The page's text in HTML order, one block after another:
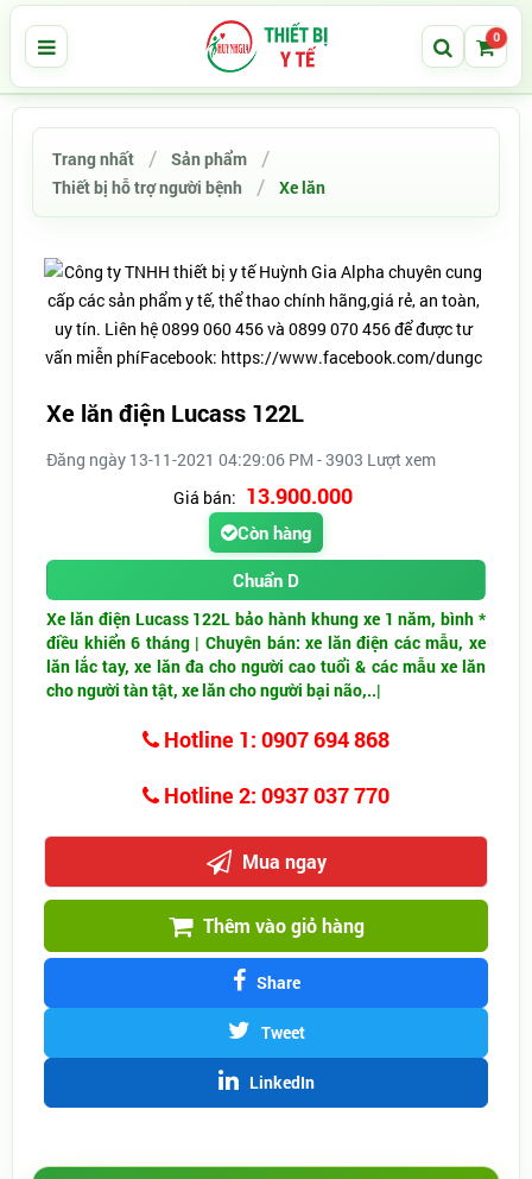
0
Trang nhất
Sản phẩm
Thiết bị hỗ trợ người bệnh
Xe lăn
Xe lăn điện Lucass 122L
Đăng ngày 13-11-2021 04:29:06 PM - 3903 Lượt xem
Giá bán: 13.900.000
Còn hàng
Chuẩn D
Xe lăn điện Lucass 122L bảo hành khung xe 1 năm, bình *
điều khiển 6 tháng | Chuyên bán: xe lăn điện các mẫu, xe
lăn lắc tay, xe lăn đa cho người cao tuổi & các mẫu xe lăn
cho người tàn tật, xe lăn cho người bại não,..|
Hotline 1: 0907 694 868
Hotline 2: 0937 037 770
Mua ngay
Thêm vào giỏ hàng
Share
Tweet
LinkedIn